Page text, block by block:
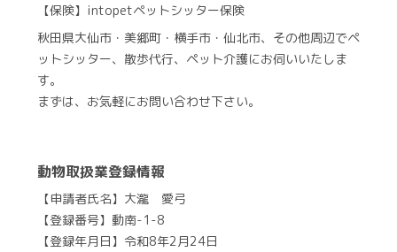
【保険】intopetペットシッター保険
秋田県大仙市・美郷町・横手市・仙北市、その他周辺でペ
ットシッター、散歩代行、ペット介護にお伺いいたしま
す。
まずは、お気軽にお問い合わせ下さい。
動物取扱業登録情報
【申請者氏名】大瀧 愛弓
【登録番号】動南-1-8
【登録年月日】令和8年2月24日